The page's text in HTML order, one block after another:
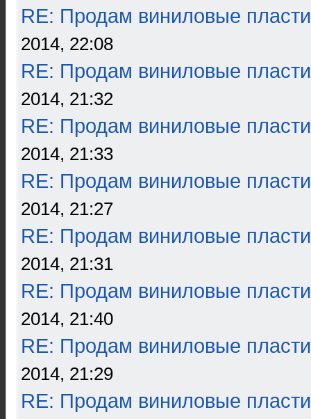
RE: Продам виниловые
2014, 22:08
RE: Продам виниловые
2014, 21:32
RE: Продам виниловые
2014, 21:33
RE: Продам виниловые
2014, 21:27
RE: Продам виниловые
2014, 21:31
RE: Продам виниловые
2014, 21:40
RE: Продам виниловые
2014, 21:29
RE: Продам виниловые